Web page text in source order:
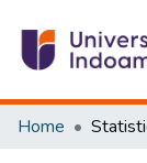
Communities &
Home